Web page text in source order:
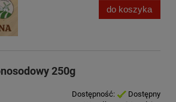
do koszyka
250g
Dostępność:
Dostępny